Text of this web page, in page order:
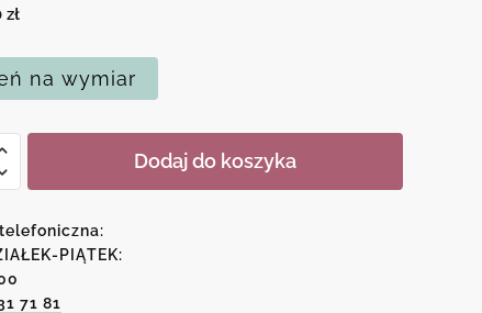
zł
na wymiar
Dodaj do koszyka
PIĄTEK:
71 81